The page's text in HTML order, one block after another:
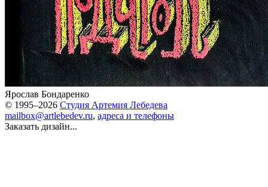
Ярослав Бондаренко
© 1995–2026 Студия Артемия Лебедева
mailbox@artlebedev.ru, адреса и телефоны
Заказать дизайн...